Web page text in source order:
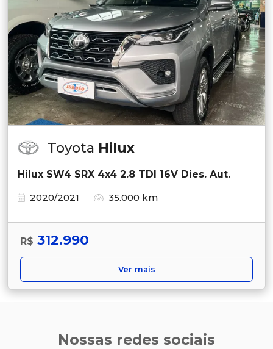
Toyota Hilux
Hilux SW4 SRX 4x4 2.8 TDI 16V Dies. Aut.
2020/2021
35.000 km
R$ 312.990
Ver mais
Nossas redes sociais